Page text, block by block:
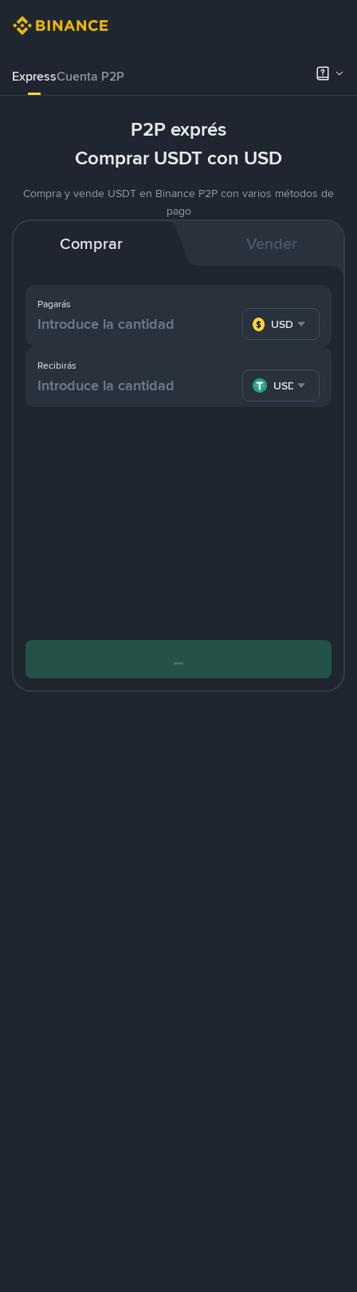
ExpressCuenta P2P
P2P exprés
Comprar USDT con USD
Compra y vende USDT en Binance P2P con varios métodos de
pago
Comprar Vender
Pagarás
USD
Recibirás
USDT